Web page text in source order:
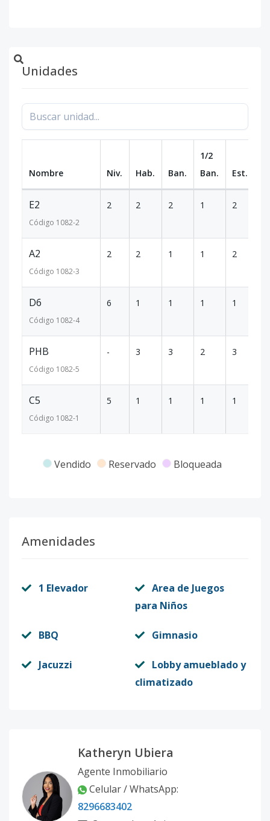
Unidades
Nombre Niv. Hab. Ban.
1/2
Ban.
Est.
E2
Código 1082-2
2 2 2 1 2
A2
Código 1082-3
2 2 1 1 2
D6
Código 1082-4
6 1 1 1 1
PHB
Código 1082-5
- 3 3 2 3
C5
Código 1082-1
5 1 1 1 1
Vendido Reservado Bloqueada
Amenidades
1 Elevador
Area de Juegos
para Niños
BBQ Gimnasio
Jacuzzi
Lobby amueblado y
climatizado
Katheryn Ubiera
Agente Inmobiliario
Celular / WhatsApp:
8296683402